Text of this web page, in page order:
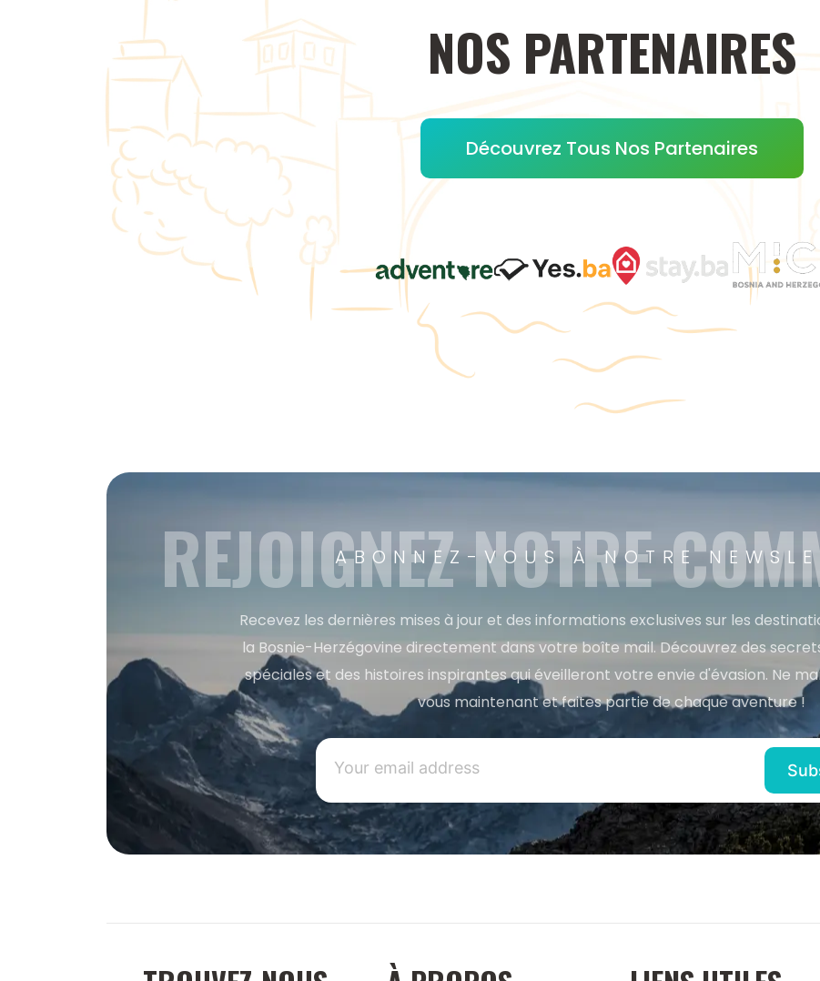
NOS PARTENAIRES
Découvrez Tous Nos Partenaires
ABONNEZ-VOUS À NOTRE
REJOIGNEZ NOTRE
Recevez les dernières mises à jour et des informations exclusives sur les
la Bosnie-Herzégovine directement dans votre boîte mail. Découvrez des
spéciales et des histoires inspirantes qui éveilleront votre envie d'évasion. Ne
vous maintenant et faites partie de chaque aventure !